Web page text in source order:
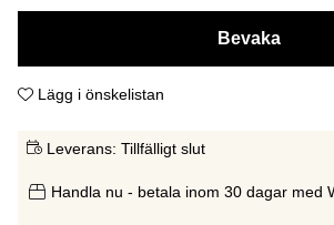
Bevaka
Lägg i önskelistan
Leverans: Tillfälligt slut
Handla nu - betala inom 30 dagar med